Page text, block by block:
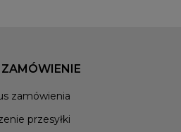
ZAMÓWIENIE
zamówienia
przesyłki